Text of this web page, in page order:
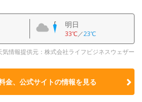
明日
33℃／23℃
気情報提供元：株式会社ライフビジネスウェザー
金、公式サイトの情報を見る